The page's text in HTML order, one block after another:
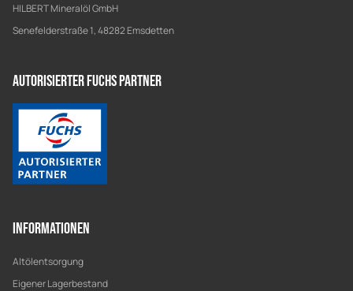
HILBERT Mineralöl GmbH
Senefelderstraße 1, 48282 Emsdetten
Autorisierter Fuchs Partner
Informationen
Altölentsorgung
Eigener Lagerbestand